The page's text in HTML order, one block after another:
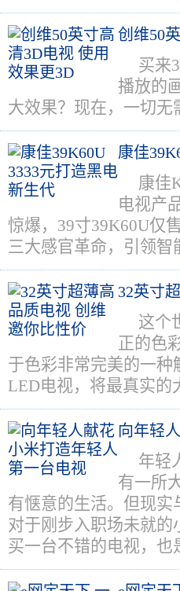
创维50
买来
播放的
大效果？现在，一切
康佳
康佳
电视产
惊爆，39寸39K60U仅
三大感官革命，引领智
32英寸
这个
正的色
于色彩非常完美的一种
LED电视，将最真实的
向年轻
年轻
有一所
有惬意的生活。但现
对于刚步入职场未就
买一台不错的电视，